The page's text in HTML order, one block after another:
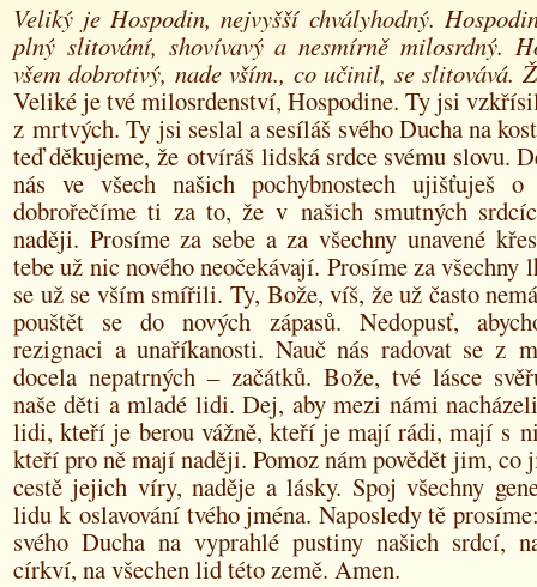
Veliký je Hospodin, nejvyšší chvályhodný.
plný slitování, shovívavý a nesmírně milosrdný.
všem dobrotivý, nade vším., co učinil, se slitovává.
Veliké je tvé milosrdenství, Hospodine. Ty jsi
z mrtvých. Ty jsi seslal a sesíláš svého Ducha na
teď děkujeme, žeotvíráš lidská srdce svému slovu.
nás ve všech našich pochybnostech ujišťuješ o
dobrořečíme ti za to, že v našich smutných
naději. Prosíme za sebe a za všechny unavené
tebe už nic nového neočekávají. Prosíme za všechny
se už se vším smířili. Ty, Bože, víš, že už často
pouštět se do nových zápasů. Nedopusť,
rezignaci a unaříkanosti. Nauč nás radovat se z
docela nepatrných – začátků. Bože, tvé lásce
naše děti a mladé lidi. Dej, aby mezi námi
lidi, kteří je berou vážně, kteří je mají rádi, mají s
kteří pro ně mají naději. Pomoz nám povědět jim, co
cestě jejich víry, naděje a lásky. Spoj všechny
lidu k oslavování tvého jména. Naposledy tě
svého Ducha na vyprahlé pustiny našich srdcí,
církví, na všechen lid této země. Amen.